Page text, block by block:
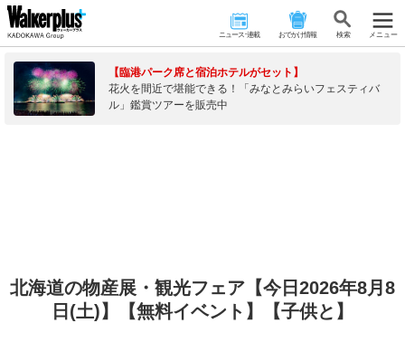
ニュース･連載 おでかけ情報 検 索 メニュー
【臨港パーク席と宿泊ホテルがセット】
花火を間近で堪能できる！「みなとみらいフェスティバ
ル」鑑賞ツアーを販売中
北海道の物産展・観光フェア【今日2026年8月8
日(土)】【無料イベント】【子供と】